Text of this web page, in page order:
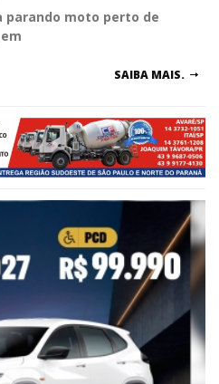
moto perto de
SAIBA MAIS.